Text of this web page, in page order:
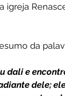
igreja
da
dali e
dele;